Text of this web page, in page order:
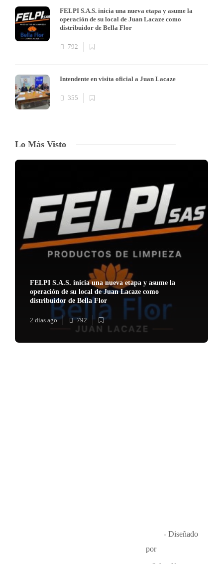
FELPI S.A.S. inicia una nueva etapa y asume la
operación de su local de Juan Lacaze como
distribuidor de Bella Flor
792
Intendente en visita oficial a Juan Lacaze
355
Lo Más Visto
FELPI S.A.S. inicia una nueva etapa y asume la
operación de su local de Juan Lacaze como
distribuidor de Bella Flor
2 días ago 792
- Diseñado
por